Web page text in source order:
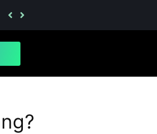
Berapa Lama Proses Daftar Merek Kelas